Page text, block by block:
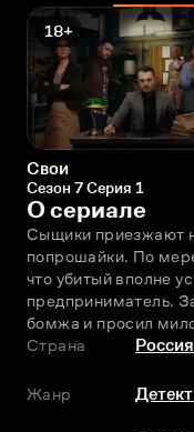
18+
Свои
Сезон 7 Серия 1
О сериале
Сыщики приезжают
попрошайки. По
что убитый вполне
предприниматель.
бомжа и просил
Страна
Россия
Жанр